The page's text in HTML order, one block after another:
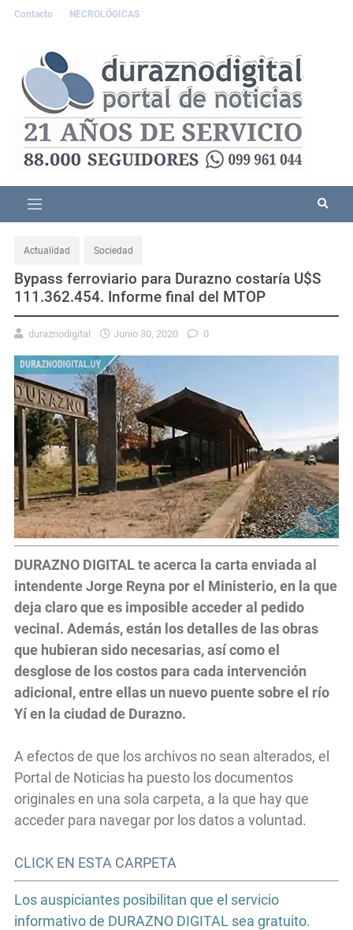
Contacto NECROLÓGICAS
Actualidad Sociedad
Bypass ferroviario para Durazno costaría U$S
111.362.454. Informe final del MTOP
duraznodigital Junio 30, 2020 0
DURAZNO DIGITAL te acerca la carta enviada al
intendente Jorge Reyna por el Ministerio, en la que
deja claro que es imposible acceder al pedido
vecinal. Además, están los detalles de las obras
que hubieran sido necesarias, así como el
desglose de los costos para cada intervención
adicional, entre ellas un nuevo puente sobre el río
Yí en la ciudad de Durazno.
A efectos de que los archivos no sean alterados, el
Portal de Noticias ha puesto los documentos
originales en una sola carpeta, a la que hay que
acceder para navegar por los datos a voluntad.
CLICK EN ESTA CARPETA
Los auspiciantes posibilitan que el servicio
informativo de DURAZNO DIGITAL sea gratuito.